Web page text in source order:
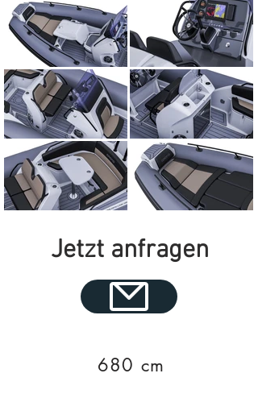
Jetzt anfragen
680 cm